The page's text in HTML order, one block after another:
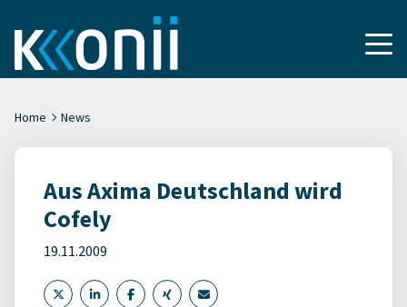
Home News
Aus Axima Deutschland wird
Cofely
19.11.2009